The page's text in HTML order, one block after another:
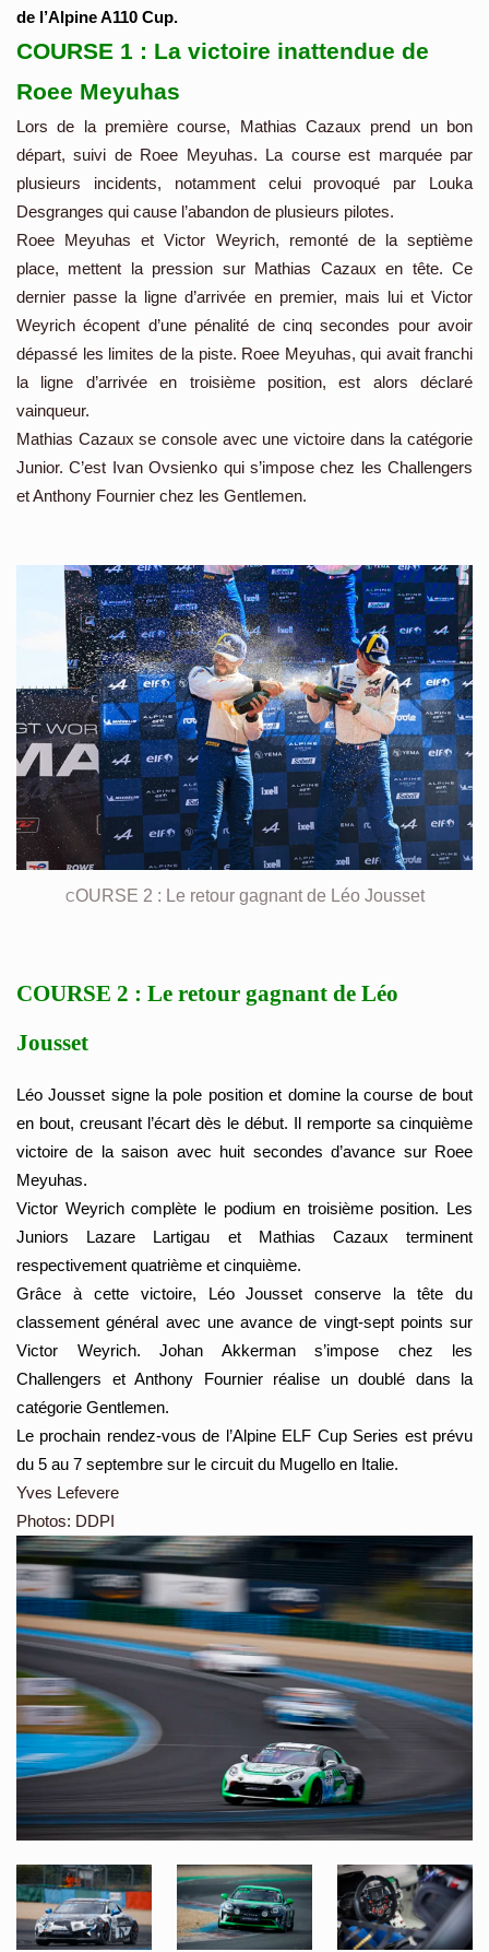
de l’Alpine A110 Cup.
COURSE 1 : La victoire inattendue de
Roee Meyuhas
Lors de la première course, Mathias Cazaux prend un bon
départ, suivi de Roee Meyuhas. La course est marquée par
plusieurs incidents, notamment celui provoqué par Louka
Desgranges qui cause l’abandon de plusieurs pilotes.
Roee Meyuhas et Victor Weyrich, remonté de la septième
place, mettent la pression sur Mathias Cazaux en tête. Ce
dernier passe la ligne d’arrivée en premier, mais lui et Victor
Weyrich écopent d’une pénalité de cinq secondes pour avoir
dépassé les limites de la piste. Roee Meyuhas, qui avait franchi
la ligne d’arrivée en troisième position, est alors déclaré
vainqueur.
Mathias Cazaux se console avec une victoire dans la catégorie
Junior. C’est Ivan Ovsienko qui s’impose chez les Challengers
et Anthony Fournier chez les Gentlemen.
COURSE 2 : Le retour gagnant de Léo Jousset
COURSE 2 : Le retour gagnant de Léo
Jousset
Léo Jousset signe la pole position et domine la course de bout
en bout, creusant l’écart dès le début. Il remporte sa cinquième
victoire de la saison avec huit secondes d’avance sur Roee
Meyuhas.
Victor Weyrich complète le podium en troisième position. Les
Juniors Lazare Lartigau et Mathias Cazaux terminent
respectivement quatrième et cinquième.
Grâce à cette victoire, Léo Jousset conserve la tête du
classement général avec une avance de vingt-sept points sur
Victor Weyrich. Johan Akkerman s’impose chez les
Challengers et Anthony Fournier réalise un doublé dans la
catégorie Gentlemen.
Le prochain rendez-vous de l’Alpine ELF Cup Series est prévu
du 5 au 7 septembre sur le circuit du Mugello en Italie.
Yves Lefevere
Photos: DDPI